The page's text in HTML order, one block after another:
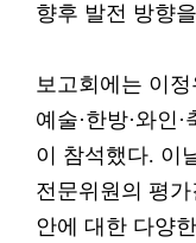
향후 발전 방향
보고회에는 이
예술·한방·와인
이 참석했다. 이
전문위원의 평
안에 대한 다양